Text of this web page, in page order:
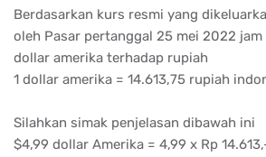
Berdasarkan kurs resmi yang
oleh Pasar pertanggal 25 mei 2022
dollar amerika terhadap rupiah
1 dollar amerika = 14.613,75 rupiah
Silahkan simak penjelasan dibawah ini
$4,99 dollar Amerika = 4,99 x Rp